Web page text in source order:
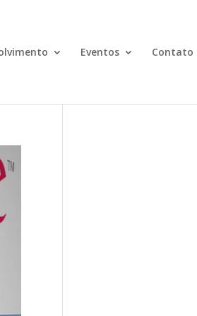
Eventos Contato